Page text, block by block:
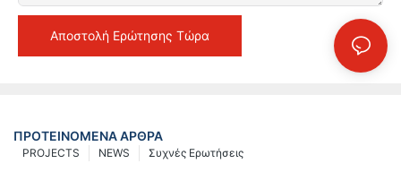
Αποστολή Ερώτησης Τώρα
ΠΡΟΤΕΙΝΌΜΕΝΑ ΆΡΘΡΑ
Συχνές Ερωτήσεις
NEWS
PROJECTS